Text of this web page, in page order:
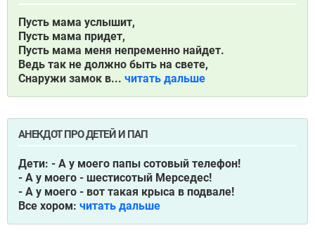
Пусть мама услышит,
Пусть мама придет,
Пусть мама меня непременно найдет.
Ведь так не должно быть на свете,
Снаружи замок в... читать дальше
АНЕКДОТ ПРО ДЕТЕЙ И ПАП
Дети: - А у моего папы сотовый телефон!
- А у моего - шестисотый Мерседес!
- А у моего - вот такая крыса в подвале!
Все хором: читать дальше